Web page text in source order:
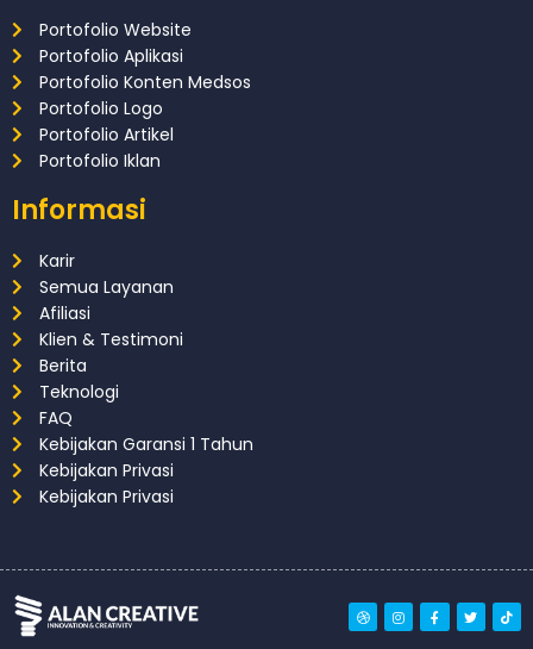
Portofolio Website
Portofolio Aplikasi
Portofolio Konten Medsos
Portofolio Logo
Portofolio Artikel
Portofolio Iklan
Informasi
Karir
Semua Layanan
Afiliasi
Klien & Testimoni
Berita
Teknologi
FAQ
Kebijakan Garansi 1 Tahun
Kebijakan Privasi
Kebijakan Privasi